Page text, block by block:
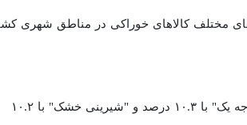
گروه‌های مختلف کالاهای خوراکی در مناطق شهری
در این گروه، اقلام "برنج خارجی درجه یک" با ۳۷.۴ درصد، " برنج ایرانی درجه یک" با ۱۰.۳ درصد و "شیرینی خشک" با ۱۰.۲